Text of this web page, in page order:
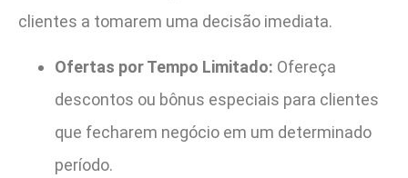
clientes a tomarem uma decisão imediata.
Ofertas por Tempo Limitado: Ofereça
descontos ou bônus especiais para clientes
que fecharem negócio em um determinado
período.